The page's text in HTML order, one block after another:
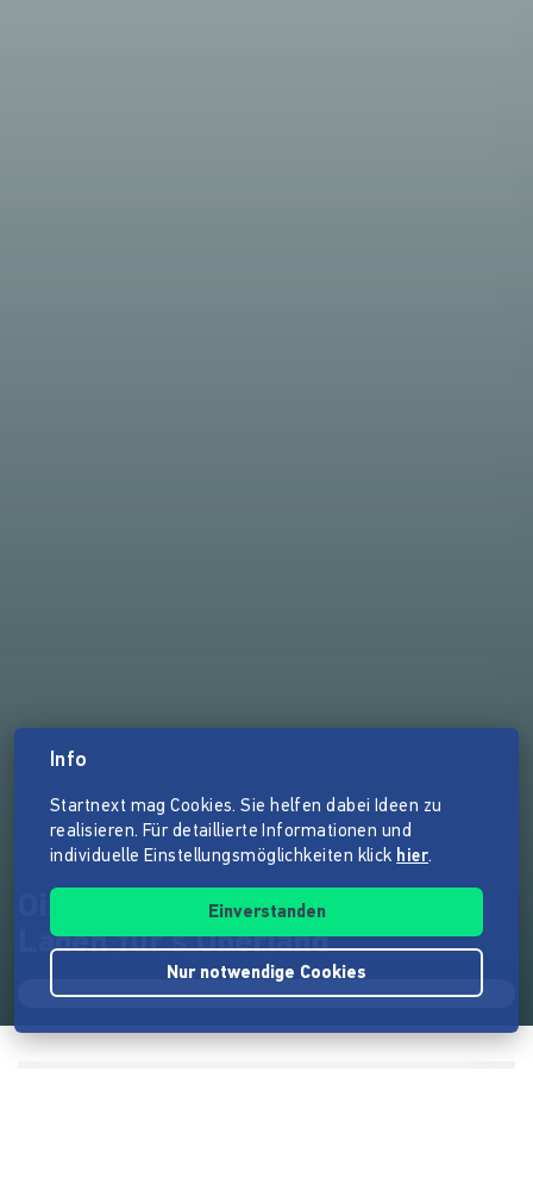
Ois ohne - Der Unverpackt-
Laden für's Oberland
Info
Startnext mag Cookies. Sie helfen dabei Ideen zu
realisieren. Für detaillierte Informationen und
individuelle Einstellungsmöglichkeiten klick hier.
Einverstanden
Nur notwendige Cookies